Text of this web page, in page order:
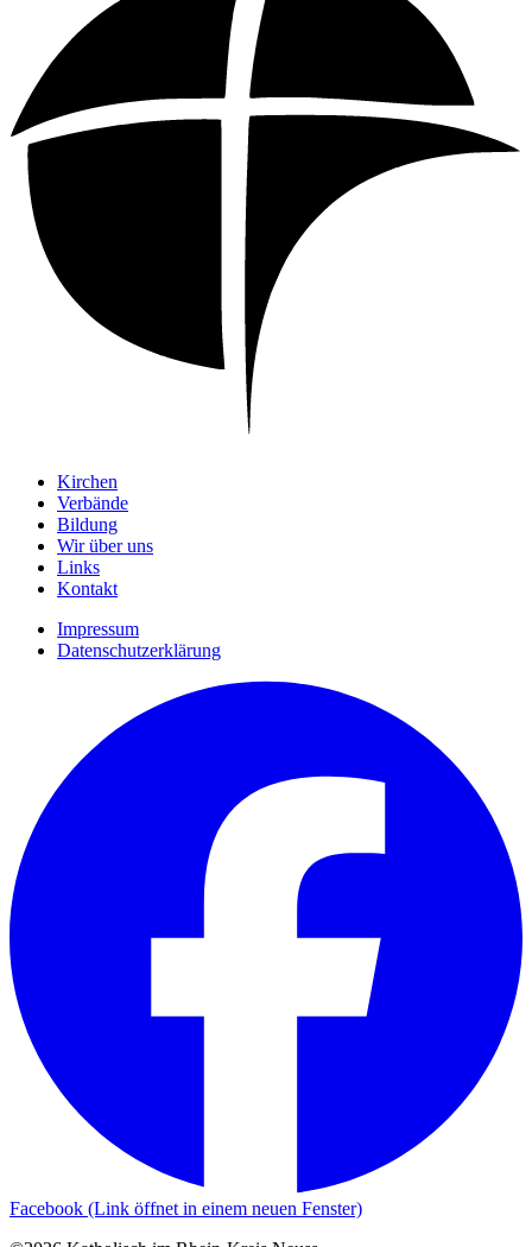
Kirchen
Verbände
Bildung
Wir über uns
Links
Kontakt
Impressum
Datenschutzerklärung
Facebook (Link öffnet in einem neuen Fenster)